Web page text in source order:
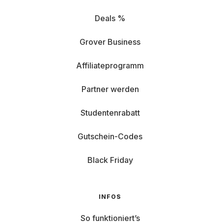
Deals %
Grover Business
Affiliateprogramm
Partner werden
Studentenrabatt
Gutschein-Codes
Black Friday
INFOS
So funktioniert’s